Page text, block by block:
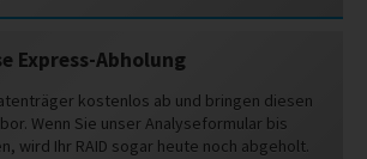
Express-Abholung
kostenlos ab und bringen diesen
Wenn Sie unser Analyseformular bis
wird Ihr RAID sogar heute noch abgeholt.